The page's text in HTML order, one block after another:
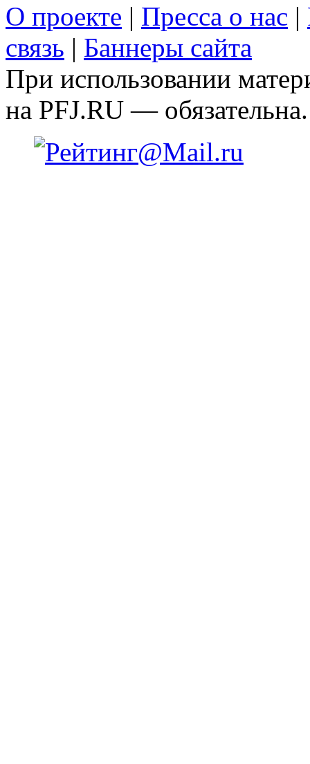
О проекте | Пресса о нас |
связь | Баннеры сайта
При использовании
на PFJ.RU — обязательна.